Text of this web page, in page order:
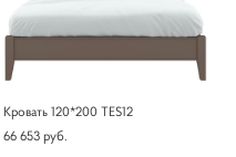
Кровать 120*200 TES12
66 653 pуб.